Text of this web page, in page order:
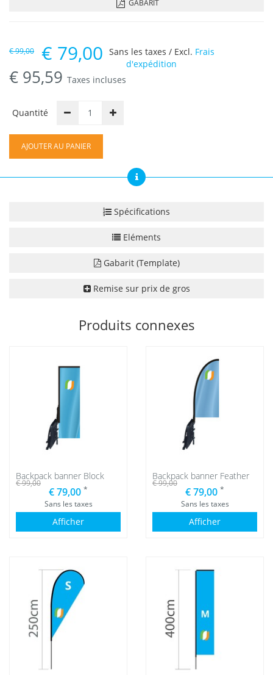
GABARIT
€99,00 € 79,00
€ 95,59 Taxes incluses
Sans les taxes / Excl. Frais
d'expédition
Quantité
AJOUTER AU PANIER
Spécifications
Eléments
Gabarit (Template)
Remise sur prix de gros
Produits connexes
Backpack banner Block
€ 99,00
€ 79,00 *
Sans les taxes
Afficher
Backpack banner Feather
€ 99,00
€ 79,00 *
Sans les taxes
Afficher